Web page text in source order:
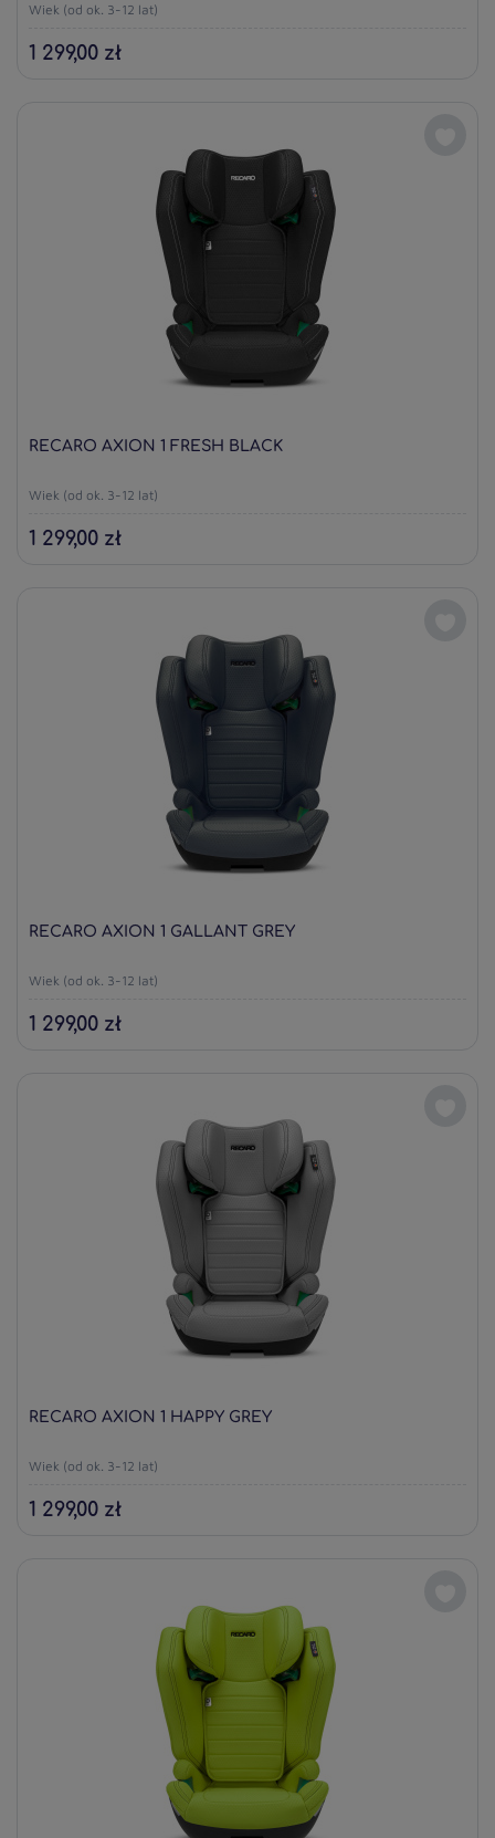
Wiek (od ok. 3-12 lat)
1 299,00 zł
RECARO AXION 1 FRESH BLACK
Wiek (od ok. 3-12 lat)
1 299,00 zł
RECARO AXION 1 GALLANT GREY
Wiek (od ok. 3-12 lat)
1 299,00 zł
RECARO AXION 1 HAPPY GREY
Wiek (od ok. 3-12 lat)
1 299,00 zł